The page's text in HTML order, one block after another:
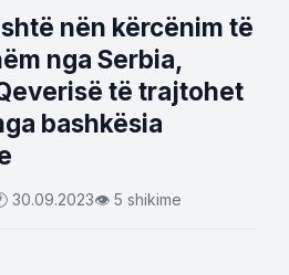
nën kërcënim të
nga Serbia,
të trajtohet
bashkësia
30.09.2023👁 5 shikime